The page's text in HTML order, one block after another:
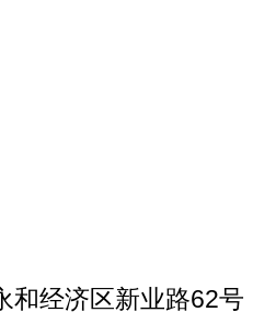
和经济区新业路62号